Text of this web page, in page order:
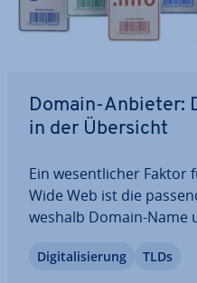
Domain-Anbieter:
in der Übersicht
Ein we­sent­li­cher Faktor
Wide Web ist die
weshalb Domain-Name
fin­dung haben
Di­gi­ta­li­sie­rung TLDs